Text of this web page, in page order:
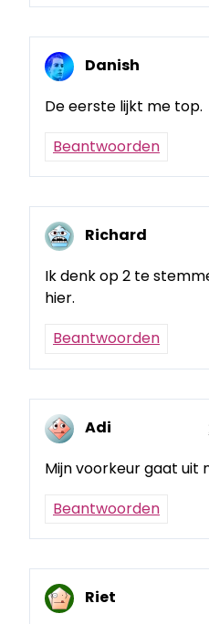
Danish
De eerste lijkt me top.
Beantwoorden
Richard
Ik denk op 2 te
hier.
Beantwoorden
Adi
Mijn voorkeur gaat uit
Beantwoorden
Riet